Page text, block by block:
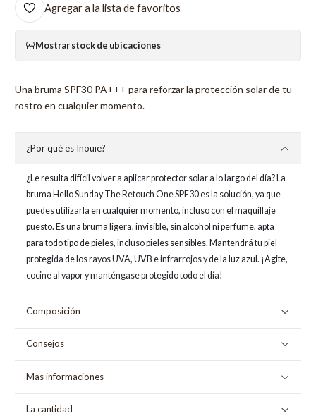
Agregar a la lista de favoritos
Mostrar stock de ubicaciones
Una bruma SPF30 PA+++ para reforzar la protección solar de tu
rostro en cualquier momento.
¿Por qué es Inouïe?
¿Le resulta difícil volver a aplicar protector solar a lo largo del día? La
bruma Hello Sunday The Retouch One SPF30 es la solución, ya que
puedes utilizarla en cualquier momento, incluso con el maquillaje
puesto. Es una bruma ligera, invisible, sin alcohol ni perfume, apta
para todo tipo de pieles, incluso pieles sensibles. Mantendrá tu piel
protegida de los rayos UVA, UVB e infrarrojos y de la luz azul. ¡Agite,
cocine al vapor y manténgase protegido todo el día!
Composición
Consejos
Mas informaciones
La cantidad